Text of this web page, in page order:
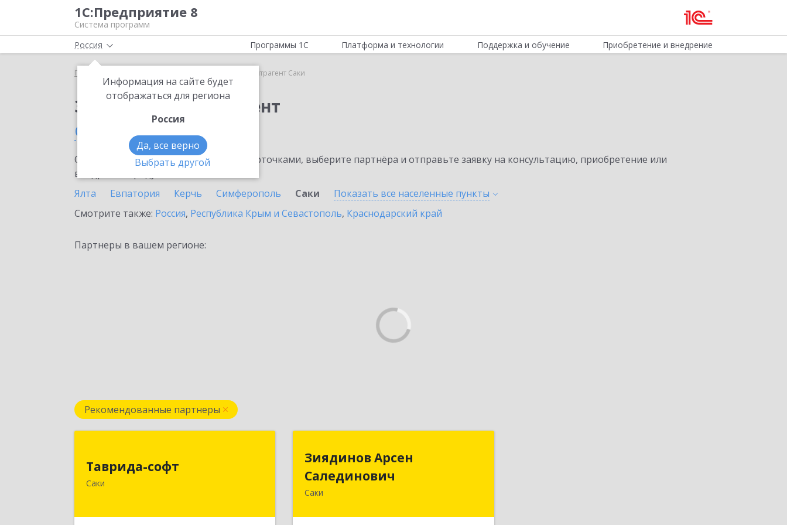
1С:Предприятие 8
Система программ
Россия
Информация на сайте будет
отображаться для региона
Россия
Да, все верно
Выбрать другой
Программы 1С Платформа и технологии Поддержка и обучение Приобретение и внедрение
Главная 1С:Контрагент Саки
Заказать 1С:Контрагент
Саки
Ознакомьтесь с информационными карточками, выберите партнёра и отправьте заявку на консультацию, приобретение или
внедрение продукта.
Ялта
Евпатория Керчь Симферополь Саки Показать все населенные пункты
Смотрите также: Россия, Республика Крым и Севастополь, Краснодарский край
Партнеры в вашем регионе:
Рекомендованные партнеры
Таврида-софт
Саки
296574, Крым Респ, м.р-н Сакский с.п.
Новофедоровское, Новофедоровка
Зиядинов Арсен
Салединович
Саки
Салединович
г.Саки, Интернациональная, 5/2, кв.1